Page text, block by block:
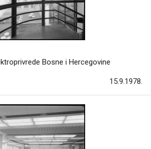
Bosne i Hercegovine
15.9.1978.